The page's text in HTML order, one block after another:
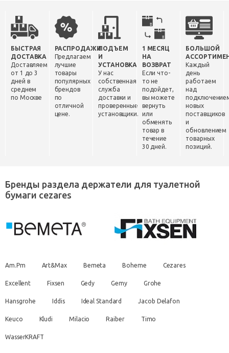
БЫСТРАЯ
ДОСТАВКА
Доставляем
от 1 до 3
дней в
среднем
по Москве
РАСПРОДАЖИ
Предлагаем
лучшие
товары
популярных
брендов
по
отличной
цене.
ПОДЪЕМ
И
УСТАНОВКА
У нас
собственная
служба
доставки и
проверенные
установщики.
1 МЕСЯЦ
НА
ВОЗВРАТ
Если что-
то не
подойдет,
вы можете
вернуть
или
обменять
товар в
течение
30 дней.
БОЛЬШОЙ
Каждый
день
работаем
над
новых
поставщиков
и
обновлением
товарных
позиций.
Бренды раздела держатели для туалетной
бумаги cezares
Am.Pm Art&Max Bemeta Boheme Cezares
Excellent Fixsen Gedy Gemy Grohe
Hansgrohe Iddis Ideal Standard Jacob Delafon
Keuco Kludi Milacio Raiber Timo
WasserKRAFT